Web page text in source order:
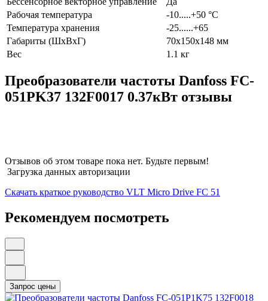
Рабочая температура
-10.....+50 °С
Температура хранения
-25......+65
Габариты (ШхВхГ)
70x150x148 мм
Вес
1.1 кг
Преобразователи частоты Danfoss FC-
051PK37 132F0017 0.37кВт отзывы
Отзывов об этом товаре пока нет. Будьте первым!
Загрузка данных авторизации
Скачать краткое руководство VLT Micro Drive FC 51
Рекомендуем посмотреть